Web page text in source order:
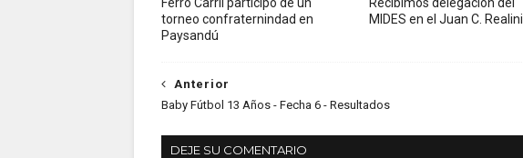
torneo confraternindad en
Paysandú
MIDES en el Juan C. Realini
Anterior
Baby Fútbol 13 Años - Fecha 6 - Resultados
DEJE SU COMENTARIO